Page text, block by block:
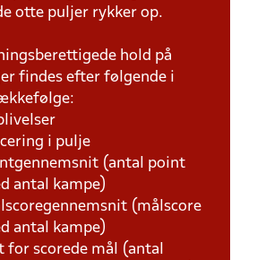
otte puljer rykker op.
hold på
findes efter følgende i
i pulje
(antal point
antal kampe)
(målscore
antal kampe)
for scorede mål (antal